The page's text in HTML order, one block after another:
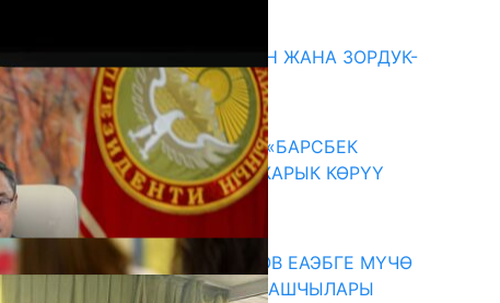
ГЕНДЕРДИК БАСМЫРЛООДОН ЖАНА ЗОРДУК-
ЗОМБУЛУКТАН КОРГОО
07.08.2026
КЫРГЫЗ ТАРЫХЫ ТАСМАДА: «БАРСБЕК
КАГАН» КӨРКӨМ ТАСМАСЫ ЖАРЫК КӨРҮҮ
АЛДЫНДА
07.08.2026
ПРЕЗИДЕНТ САДЫР ЖАПАРОВ ЕАЭБГЕ МҮЧӨ
МАМЛЕКЕТТЕРДИН ӨКМӨТ БАШЧЫЛАРЫ